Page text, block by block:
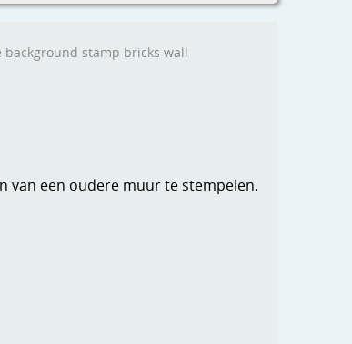
background stamp bricks wall
van een oudere muur te stempelen.